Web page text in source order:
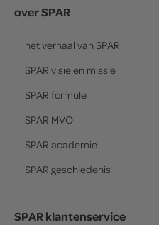
over SPAR
het verhaal van SPAR
SPAR visie en missie
SPAR formule
SPAR MVO
SPAR academie
SPAR geschiedenis
SPAR klantenservice